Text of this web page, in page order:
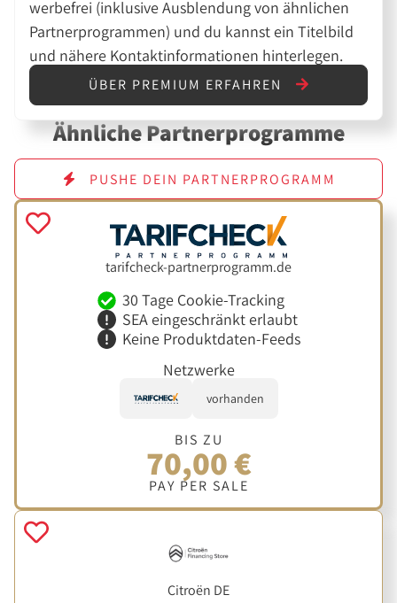
werbefrei (inklusive Ausblendung von ähnlichen
Partnerprogrammen) und du kannst ein Titelbild
und nähere Kontaktinformationen hinterlegen.
ÜBER PREMIUM ERFAHREN
Ähnliche Partnerprogramme
PUSHE DEIN PARTNERPROGRAMM
tarifcheck-partnerprogramm.de
30 Tage Cookie-Tracking
SEA eingeschränkt erlaubt
Keine Produktdaten-Feeds
Netzwerke
vorhanden
BIS ZU
70,00 €
PAY PER SALE
Citroën DE